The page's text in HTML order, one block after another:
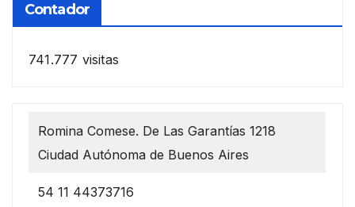
Contador
741.777 visitas
Romina Comese. De Las Garantías 1218
Ciudad Autónoma de Buenos Aires
54 11 44373716